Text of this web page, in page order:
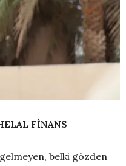
FİNANS
belki gözden